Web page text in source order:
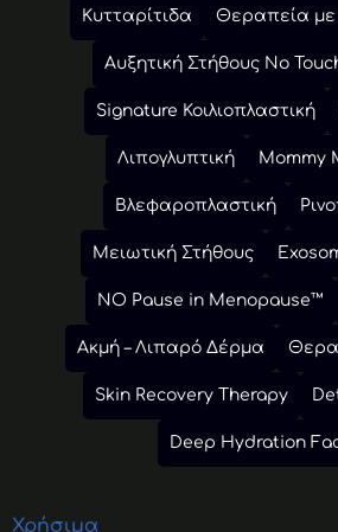
Κυτταρίτιδα Θεραπεία
Αυξητική Στήθους No
Signature Κοιλιοπλαστική
Λιπογλυπτική Mommy
Βλεφαροπλαστική
Μειωτική Στήθους
NO Pause in Menopause™
Ακμή – Λιπαρό Δέρμα
Skin Recovery Therapy
Deep Hydration
Χρήσιμα